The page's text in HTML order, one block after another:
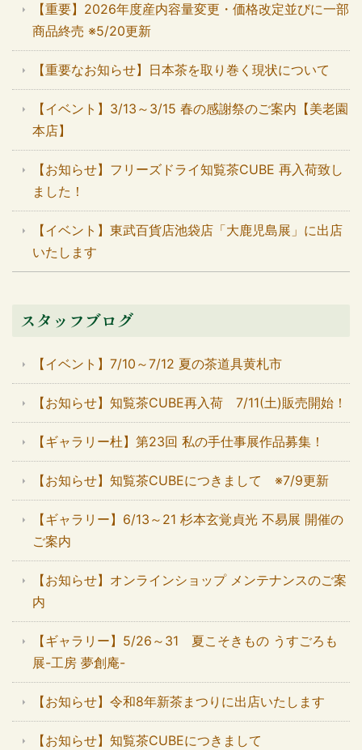
【重要】2026年度産内容量変更・価格改定並びに一部
商品終売 ※5/20更新
【重要なお知らせ】日本茶を取り巻く現状について
【イベント】3/13～3/15 春の感謝祭のご案内【美老園
本店】
【お知らせ】フリーズドライ知覧茶CUBE 再入荷致し
ました！
【イベント】東武百貨店池袋店「大鹿児島展」に出店
いたします
スタッフブログ
【イベント】7/10～7/12 夏の茶道具黄札市
【お知らせ】知覧茶CUBE再入荷 7/11(土)販売開始！
【ギャラリー杜】第23回 私の手仕事展作品募集！
【お知らせ】知覧茶CUBEにつきまして ※7/9更新
【ギャラリー】6/13～21 杉本玄覚貞光 不易展 開催の
ご案内
【お知らせ】オンラインショップ メンテナンスのご案
内
【ギャラリー】5/26～31 夏こそきもの うすごろも
展-工房 夢創庵-
【お知らせ】令和8年新茶まつりに出店いたします
【お知らせ】知覧茶CUBEにつきまして